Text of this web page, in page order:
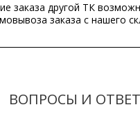
заказа другой ТК
заказа с нашего
ВОПРОСЫ И